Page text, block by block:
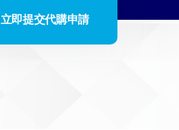
立即提交代購申請